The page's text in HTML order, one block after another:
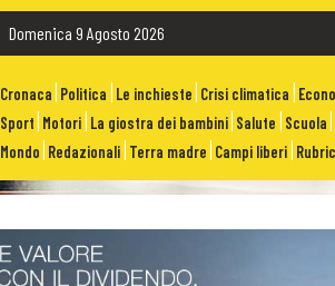
Domenica 9 Agosto 2026
Cronaca Politica Le inchieste Crisi climatica
Sport Motori La giostra dei bambini Salute Scuola
Mondo Redazionali Terra madre Campi liberi